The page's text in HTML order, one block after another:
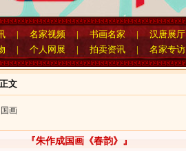
|名家视频 |书画名家 |汉唐展厅
| 个人网展 | 拍卖资讯 | 名家专访
文
国画
『朱作成国画《春韵》』